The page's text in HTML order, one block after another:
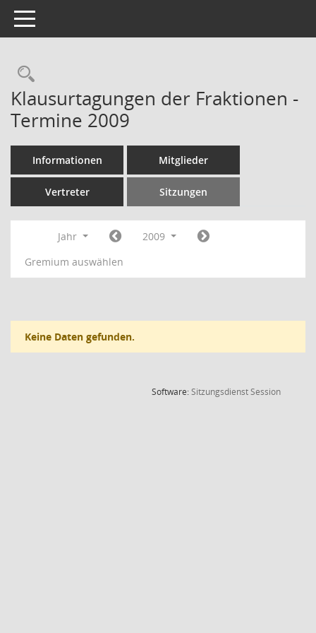
Toggle navigation
Rechercheauswahl
Klausurtagungen der Fraktionen -
Termine 2009
Informationen Mitglieder
Vertreter Sitzungen
Jahr
2009
Gremium auswählen
Keine Daten gefunden.
Software:SitzungsdienstSession(Wird in